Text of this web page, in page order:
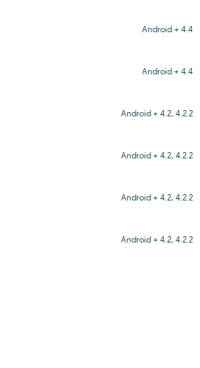
Android + 4.4
Android + 4.4
Android + 4.2, 4.2.2
Android + 4.2, 4.2.2
Android + 4.2, 4.2.2
Android + 4.2, 4.2.2